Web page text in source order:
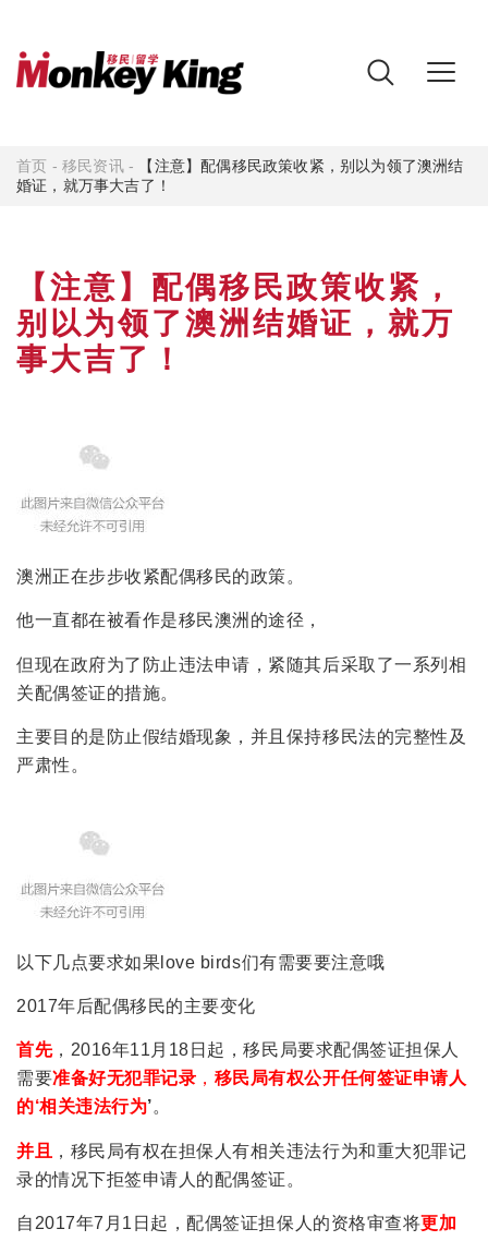
首页 -移民资讯-
【注意】配偶移民政策收紧，别以为领了澳洲结
婚证，就万事大吉了！
【注意】配偶移民政策收紧，
别以为领了澳洲结婚证，就万
事大吉了！
澳洲正在步步收紧配偶移民的政策。
他一直都在被看作是移民澳洲的途径，
但现在政府为了防止违法申请，紧随其后采取了一系列相
关配偶签证的措施。
主要目的是防止假结婚现象，并且保持移民法的完整性及
严肃性。
以下几点要求如果love birds们有需要要注意哦
2017年后配偶移民的主要变化
首先，2016年11月18日起，移民局要求配偶签证担保人
需要准备好无犯罪记录 ， 移民局有权公开任何签证申请人
的‘相关违法行为’。
并且
，移民局有权在担保人有相关违法行为和重大犯罪记
录的情况下拒签申请人的配偶签证。
自2017年7月1日起，配偶签证担保人的资格审查将更加